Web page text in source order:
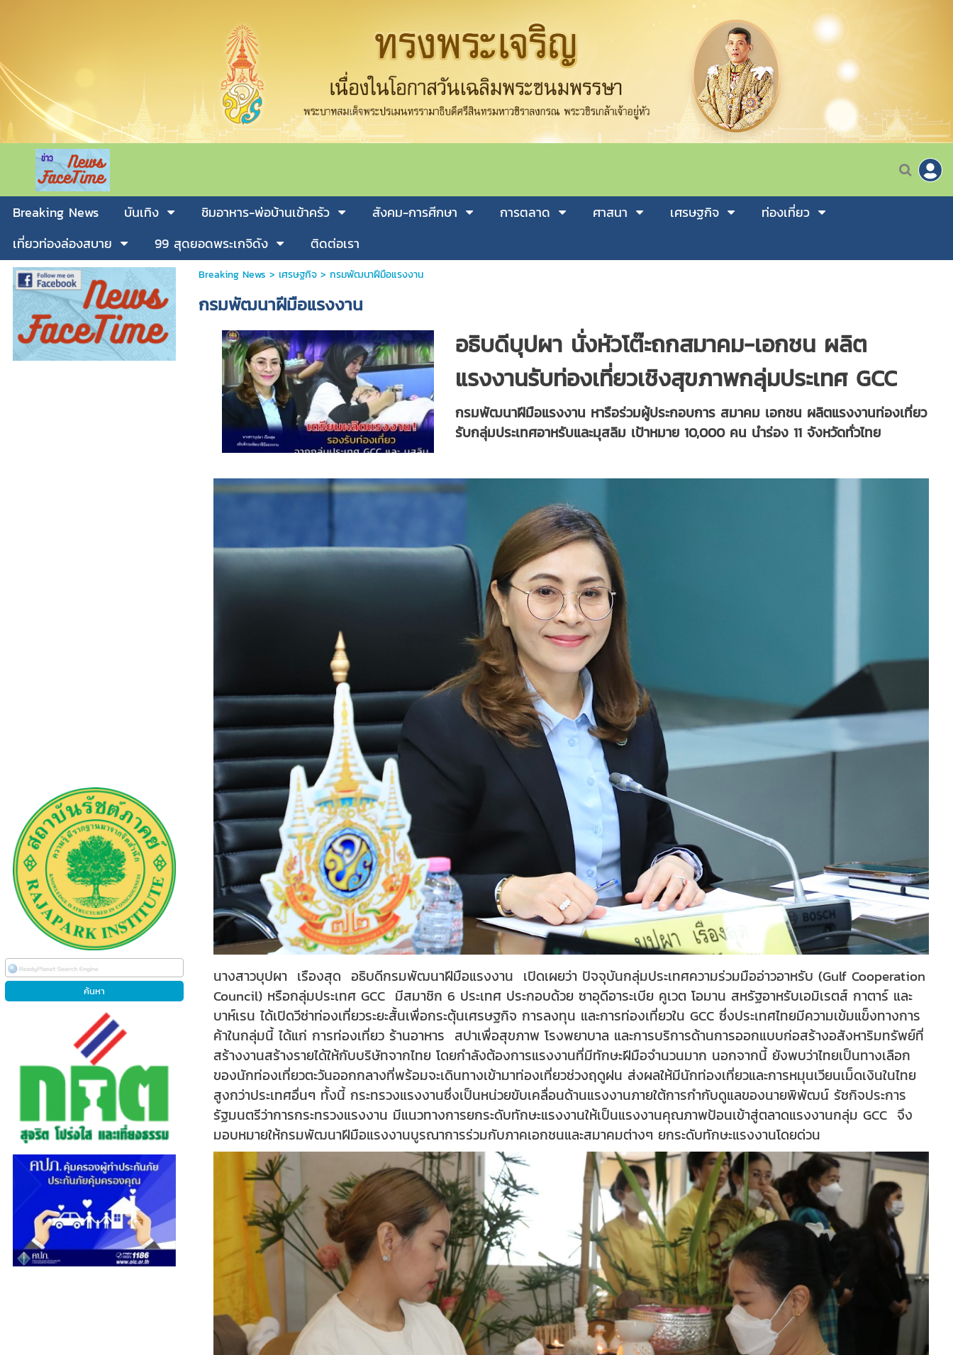
Breaking News บันเทิง ชิมอาหาร-พ่อบ้านเข้าครัว สังคม-การศีกษา การตลาด ศาสนา เศรษฐกิจ
ท่องเที่ยว
เที่ยวท่องล่องสบาย
99 สุดยอดพระเกจิดัง ติดต่อเรา
Breaking News > เศรษฐกิจ> กรมพัฒนาฝีมือแรงงาน
กรมพัฒนาฝีมือแรงงาน
อธิบดีบุปผา นั่งหัวโต๊ะถกสมาคม-เอกชน ผลิต
แรงงานรับท่องเที่ยวเชิงสุขภาพกลุ่มประเทศ GCC
กรมพัฒนาฝีมือแรงงาน หารือร่วมผู้ประกอบการ สมาคม เอกชน ผลิตแรงงานท่องเที่ยว
รับกลุ่มประเทศอาหรับและมุสลิม เป้าหมาย 10,000 คน นำร่อง 11 จังหวัดทั่วไทย
นางสาวบุปผา เรืองสุด อธิบดีกรมพัฒนาฝีมือแรงงาน เปิดเผยว่า ปัจจุบันกลุ่มประเทศความร่วมมืออ่าวอาหรับ (Gulf Cooperation
Council) หรือกลุ่มประเทศ GCC มีสมาชิก 6 ประเทศ ประกอบด้วย ซาอุดีอาระเบีย คูเวต โอมาน สหรัฐอาหรับเอมิเรตส์ กาตาร์ และ
บาห์เรน ได้เปิดวีซ่าท่องเที่ยวระยะสั้นเพื่อกระตุ้นเศรษฐกิจ การลงทุน และการท่องเที่ยวใน GCC ซึ่งประเทศไทยมีความเข้มแข็งทางการ
ค้าในกลุ่มนี้ ได้แก่ การท่องเที่ยว ร้านอาหาร สปาเพื่อสุขภาพ โรงพยาบาล และการบริการด้านการออกแบบก่อสร้างอสังหาริมทรัพย์ที่
สร้างงานสร้างรายได้ให้กับบริษัทจากไทย โดยกำลังต้องการแรงงานที่มีทักษะฝีมือจำนวนมาก นอกจากนี้ ยังพบว่าไทยเป็นทางเลือก
ของนักท่องเที่ยวตะวันออกกลางที่พร้อมจะเดินทางเข้ามาท่องเที่ยวช่วงฤดูฝน ส่งผลให้มีนักท่องเที่ยวและการหมุนเวียนเม็ดเงินในไทย
สูงกว่าประเทศอื่นๆ ทั้งนี้ กระทรวงแรงงานซึ่งเป็นหน่วยขับเคลื่อนด้านแรงงานภายใต้การกำกับดูแลของนายพิพัฒน์ รัชกิจประการ
รัฐมนตรีว่าการกระทรวงแรงงาน มีแนวทางการยกระดับทักษะแรงงานให้เป็นแรงงานคุณภาพป้อนเข้าสู่ตลาดแรงงานกลุ่ม GCC จึง
มอบหมายให้กรมพัฒนาฝีมือแรงงานบูรณาการร่วมกับภาคเอกชนและสมาคมต่างๆ ยกระดับทักษะแรงงานโดยด่วน